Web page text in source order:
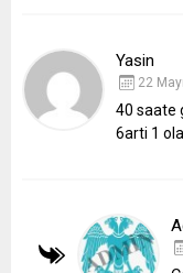
Yasin
22
40 saate
6arti 1